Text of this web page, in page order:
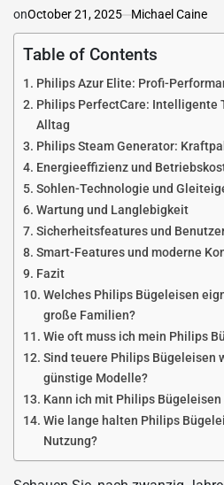
onOctober 21, 2025 Michael Caine
Table of Contents
Philips Azur Elite: Profi-
Philips PerfectCare: Intelligente
Alltag
Philips Steam Generator:
Energieeffizienz und
Sohlen-Technologie und
Wartung und Langlebigkeit
Sicherheitsfeatures und
Smart-Features und moderne
Fazit
Welches Philips Bügeleisen
große Familien?
Wie oft muss ich mein Philips
Sind teuere Philips Bügeleisen
günstige Modelle?
Kann ich mit Philips
Wie lange halten Philips
Nutzung?